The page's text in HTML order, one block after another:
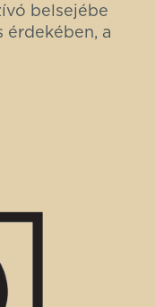
belsejébe
érdekében, a